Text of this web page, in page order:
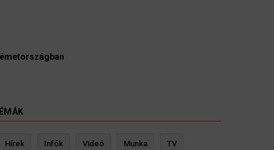
Kevin Ressler biztosítási szakértő
Hírek Infók Videó Munka TV